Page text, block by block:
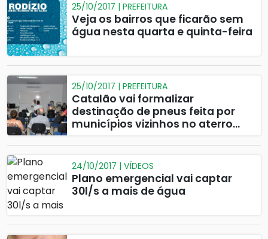
25/10/2017 | PREFEITURA
Veja os bairros que ficarão sem
água nesta quarta e quinta-feira
25/10/2017 | PREFEITURA
Catalão vai formalizar
destinação de pneus feita por
municípios vizinhos no aterro
24/10/2017 | VÍDEOS
Plano emergencial vai captar
30l/s a mais de água